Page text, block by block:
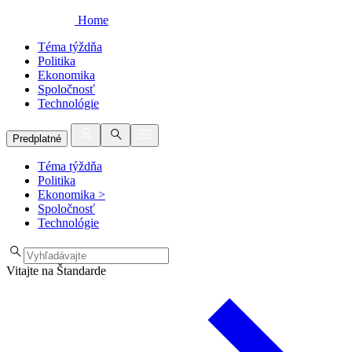
Home
Téma týždňa
Politika
Ekonomika
Spoločnosť
Technológie
Predplatné
Téma týždňa
Politika
Ekonomika >
Spoločnosť
Technológie
Vitajte na Štandarde